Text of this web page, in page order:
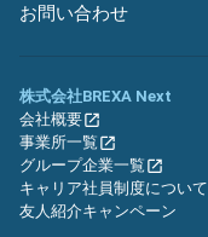
お問い合わせ
株式会社BREXA Next
会社概要
事業所一覧
グループ企業一覧
キャリア社員制度について
友人紹介キャンペーン